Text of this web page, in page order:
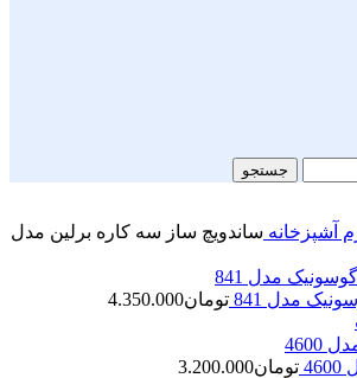
جستجو
آشپزخانه ساندویچ ساز سه کاره برلین مدل
مدل 841 تومان4.350.000
تومان3.200.000